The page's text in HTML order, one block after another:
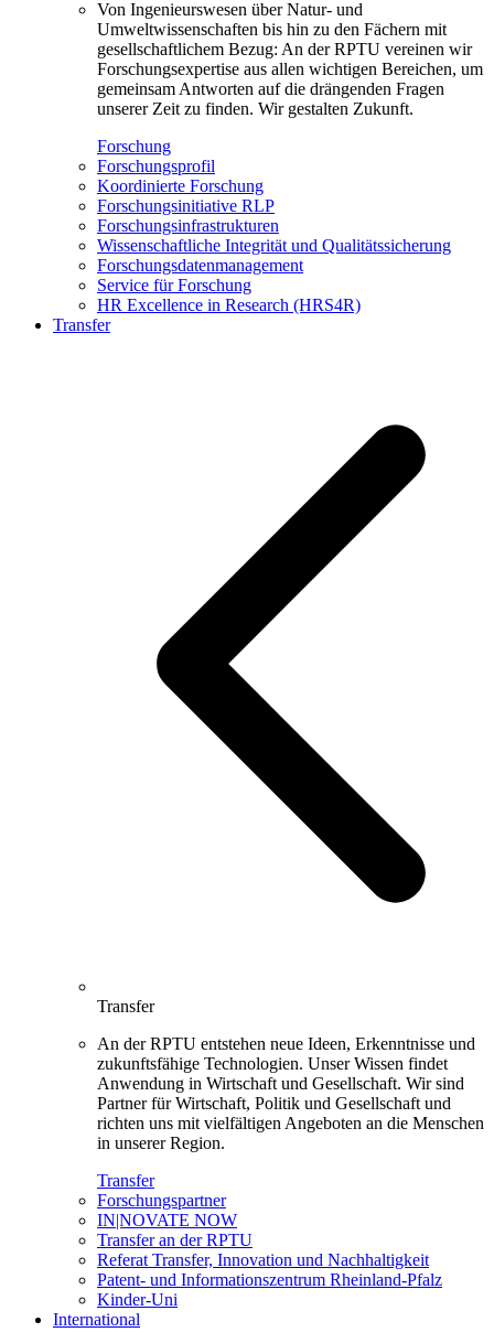
Von Ingenieurswesen über Natur- und
Umweltwissenschaften bis hin zu den Fächern mit
gesellschaftlichem Bezug: An der RPTU vereinen wir
Forschungsexpertise aus allen wichtigen Bereichen, um
gemeinsam Antworten auf die drängenden Fragen
unserer Zeit zu finden. Wir gestalten Zukunft.
Forschung
Forschungsprofil
Koordinierte Forschung
Forschungsinitiative RLP
Forschungsinfrastrukturen
Wissenschaftliche Integrität und Qualitätssicherung
Forschungsdatenmanagement
Service für Forschung
HR Excellence in Research (HRS4R)
Transfer
Transfer
An der RPTU entstehen neue Ideen, Erkenntnisse und
zukunftsfähige Technologien. Unser Wissen findet
Anwendung in Wirtschaft und Gesellschaft. Wir sind
Partner für Wirtschaft, Politik und Gesellschaft und
richten uns mit vielfältigen Angeboten an die Menschen
in unserer Region.
Transfer
Forschungspartner
IN|NOVATE NOW
Transfer an der RPTU
Referat Transfer, Innovation und Nachhaltigkeit
Patent- und Informationszentrum Rheinland-Pfalz
Kinder-Uni
International